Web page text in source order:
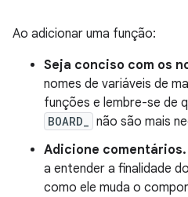
Ao adicionar uma função:
Seja conciso com os
nomes de variáveis de
funções e lembre-se de
BOARD_
não são mais
Adicione comentários.
a entender a finalidade
como ele muda o